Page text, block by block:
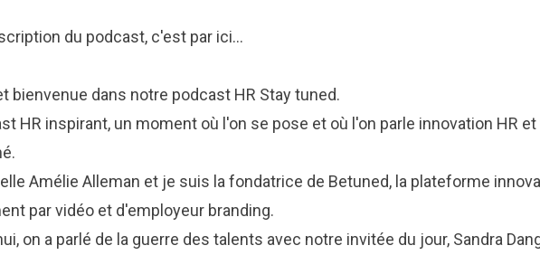
du podcast, c'est par ici...
bienvenue dans notre podcast HR Stay tuned.
HR inspirant, un moment où l'on se pose et où l'on parle innovation HR
Amélie Alleman et je suis la fondatrice de Betuned, la plateforme
par vidéo et d'employeur branding.
on a parlé de la guerre des talents avec notre invitée du jour, Sandra